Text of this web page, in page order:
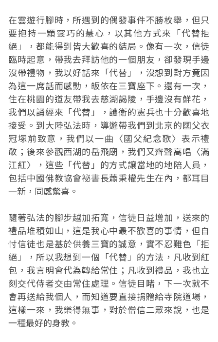
在雲遊行腳時，所遇到的偶發事件不勝枚舉，但只
要抱持一顆靈巧的慧心，以其他方式來「代替拒
絕」，都能得到皆大歡喜的結局。像有一次，信徒
臨時起意，帶我去拜訪他的一個朋友，卻發現手邊
沒帶禮物，我以好話來「代替」，沒想到對方竟因
為這一席話而感動，皈依在三寶座下。還有一次，
住在桃園的道友帶我去慈湖謁陵，手邊沒有鮮花，
我們以誦經來「代替」，護衛的憲兵也十分歡喜地
接受。到大陸弘法時，導遊帶我們到北京的國父衣
冠塚前致意，我們以一曲〈國父紀念歌〉表示禮
敬；後來參觀西湖的岳飛廟，我們又齊聲高唱〈滿
江紅〉，這些「代替」的方式讓當地的地陪人員，
包括中國佛教協會祕書長蕭秉權先生在內，都耳目
一新，同感驚喜。
隨著弘法的腳步越加拓寬，信徒日益增加，送來的
禮品堆積如山，這是我心中最不歡喜的事情，但自
忖信徒也是基於供養三寶的誠意，實不忍難色「拒
絕」，所以我想到一個「代替」的方法，凡收到紅
包，我言明會代為轉給常住；凡收到禮品，我也立
刻交代侍者交由常住處理。信徒目睹，下一次就不
會再送給我個人，而知道要直接捐贈給寺院道場，
這樣一來，我樂得無事，對於僧信二眾來說，也是
一種最好的身教。